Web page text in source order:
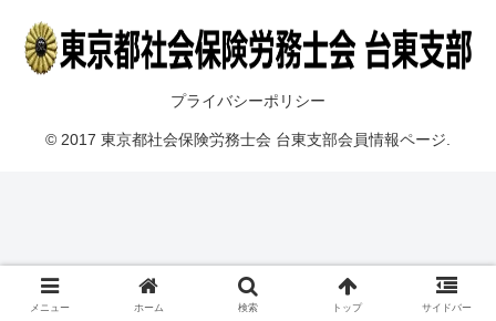
プライバシーポリシー
© 2017 東京都社会保険労務士会 台東支部会員情報ページ.
メニュー ホーム 検索 トップ サイドバー